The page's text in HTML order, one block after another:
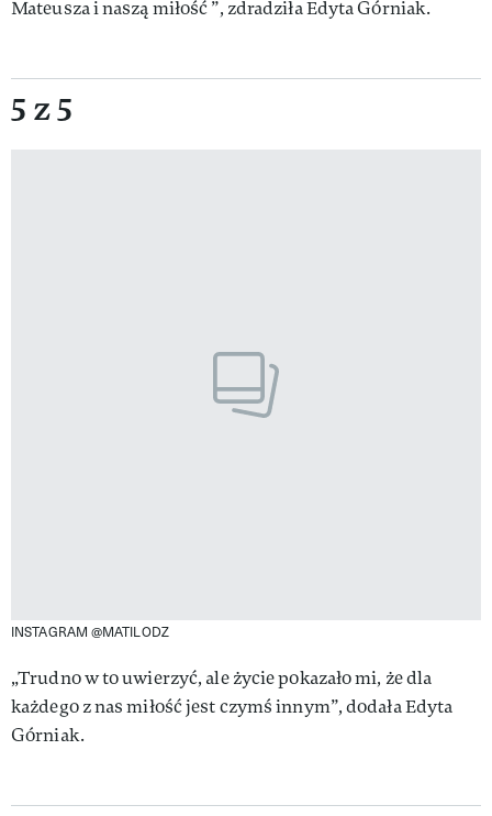
Mateusza i naszą miłość ”, zdradziła Edyta Górniak.
5 z 5
INSTAGRAM @MATILODZ
„Trudno w to uwierzyć, ale życie pokazało mi, że dla
każdego z nas miłość jest czymś innym”, dodała Edyta
Górniak.